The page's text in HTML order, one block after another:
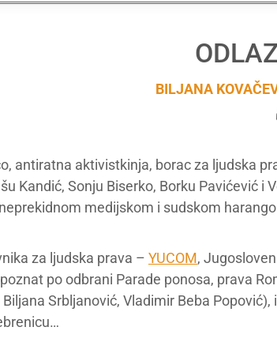
BILJANA
antiratna aktivistkinja, borac za ljudska
Kandić, Sonju Biserko, Borku Pavićević i
medijskom i sudskom
za ljudska prava – YUCOM,
po odbrani Parade ponosa, prava
Srbljanović, Vladimir Beba Popović),